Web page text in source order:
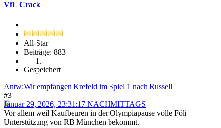
VfL Crack
All-Star
Beiträge: 883
Gespeichert
Antw:Wir empfangen Krefeld im Spiel 1 nach Russell
#3
Januar 29, 2026, 23:31:17 NACHMITTAGS
Vor allem weil Kaufbeuren in der Olympiapause volle Föli
Unterstützung von RB München bekommt.